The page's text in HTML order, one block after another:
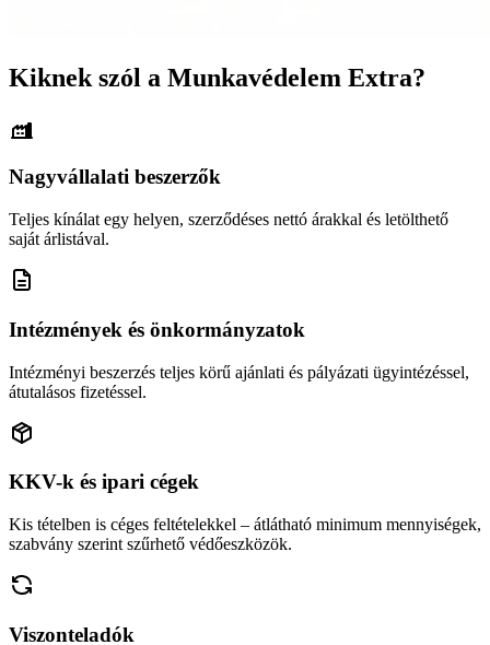
Kiknek szól a Munkavédelem Extra?
Nagyvállalati beszerzők
Teljes kínálat egy helyen, szerződéses nettó árakkal és letölthető
saját árlistával.
Intézmények és önkormányzatok
Intézményi beszerzés teljes körű ajánlati és pályázati ügyintézéssel,
átutalásos fizetéssel.
KKV-k és ipari cégek
Kis tételben is céges feltételekkel – átlátható minimum mennyiségek,
szabvány szerint szűrhető védőeszközök.
Viszonteladók